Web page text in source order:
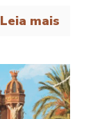
Leia mais